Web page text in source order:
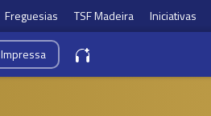
Freguesias TSF Madeira Iniciativas
Impressa